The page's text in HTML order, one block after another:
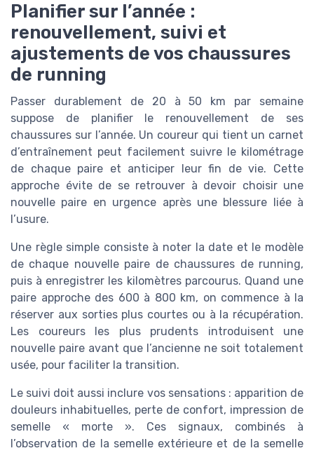
Planifier sur l’année :
renouvellement, suivi et
ajustements de vos chaussures
de running
Passer durablement de 20 à 50 km par semaine
suppose de planifier le renouvellement de ses
chaussures sur l’année. Un coureur qui tient un carnet
d’entraînement peut facilement suivre le kilométrage
de chaque paire et anticiper leur fin de vie. Cette
approche évite de se retrouver à devoir choisir une
nouvelle paire en urgence après une blessure liée à
l’usure.
Une règle simple consiste à noter la date et le modèle
de chaque nouvelle paire de chaussures de running,
puis à enregistrer les kilomètres parcourus. Quand une
paire approche des 600 à 800 km, on commence à la
réserver aux sorties plus courtes ou à la récupération.
Les coureurs les plus prudents introduisent une
nouvelle paire avant que l’ancienne ne soit totalement
usée, pour faciliter la transition.
Le suivi doit aussi inclure vos sensations : apparition de
douleurs inhabituelles, perte de confort, impression de
semelle « morte ». Ces signaux, combinés à
l’observation de la semelle extérieure et de la semelle